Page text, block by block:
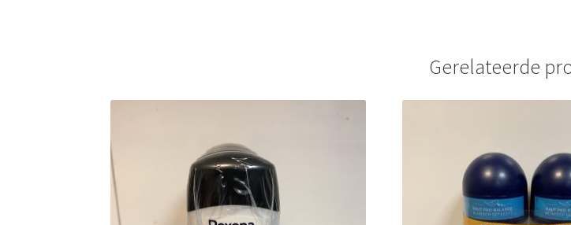
Gerelateerde